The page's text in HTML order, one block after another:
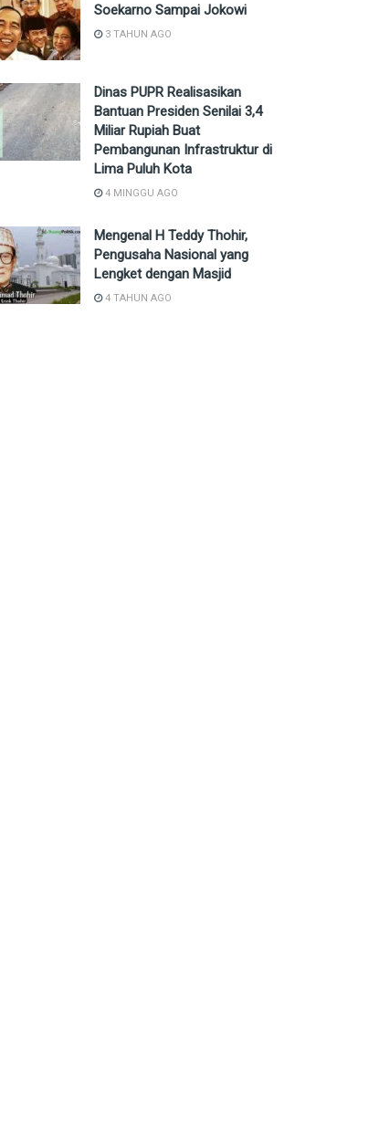
Soekarno Sampai Jokowi
3 TAHUN AGO
Dinas PUPR Realisasikan
Bantuan Presiden Senilai 3,4
Miliar Rupiah Buat
Pembangunan Infrastruktur di
Lima Puluh Kota
4 MINGGU AGO
Mengenal H Teddy Thohir,
Pengusaha Nasional yang
Lengket dengan Masjid
4 TAHUN AGO